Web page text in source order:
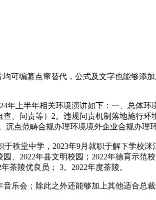
编纂点窜替代，公式及文字也能够添
上半年相关环境演讲如下：一、总体环
、问责等）2。违规问责机制落地施行环
点范畴合规办理环境境外企业合规办理
堂中学，2023年9月就职于解下学校洣
2022年县文明校园；2022年德育示范
茶陵优良员； 3。2022年度茶陵。
会；除此之外还能够加上其他适合总裁